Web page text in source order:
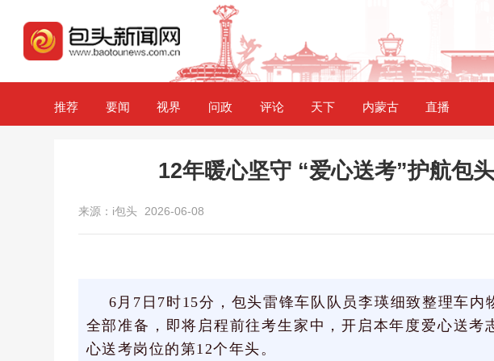
推荐 要闻 视界 问政 评论 天下 内蒙古 直播
12年暖心坚守 “爱心送考”护航包
来源：i包头 2026-06-08
6月7日7时15分，包头雷锋车队队员李瑛细致整理车内
全部准备，即将启程前往考生家中，开启本年度爱心送考
心送考岗位的第12个年头。